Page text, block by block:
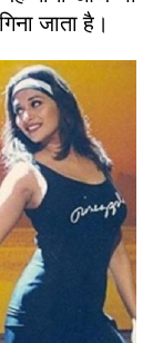
जाता है।